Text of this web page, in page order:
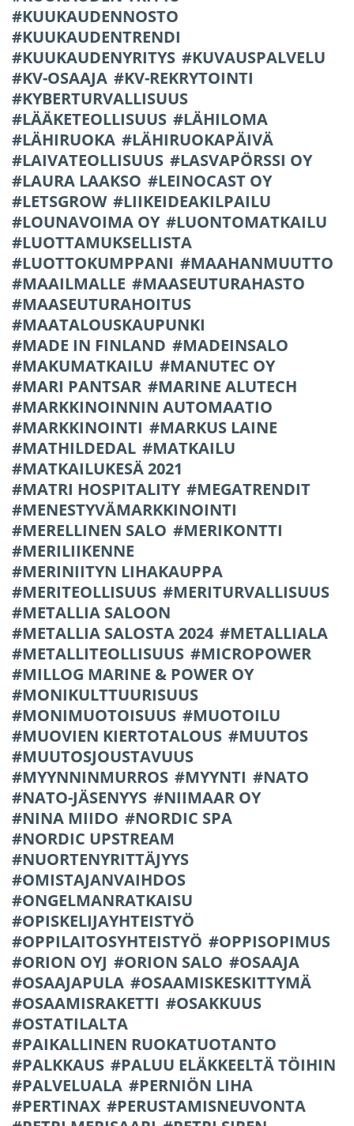
KUUKAUDENNOSTO
KUUKAUDENTRENDI
KUUKAUDENYRITYS
KUVAUSPALVELU
KV-OSAAJA
KV-REKRYTOINTI
KYBERTURVALLISUUS
LÄÄKETEOLLISUUS
LÄHILOMA
LÄHIRUOKA
LÄHIRUOKAPÄIVÄ
LAIVATEOLLISUUS
LASVAPÖRSSI OY
LAURA LAAKSO
LEINOCAST OY
LETSGROW
LIIKEIDEAKILPAILU
LOUNAVOIMA OY
LUONTOMATKAILU
LUOTTAMUKSELLISTA
LUOTTOKUMPPANI
MAAHANMUUTTO
MAAILMALLE
MAASEUTURAHASTO
MAASEUTURAHOITUS
MAATALOUSKAUPUNKI
MADE IN FINLAND
MADEINSALO
MAKUMATKAILU
MANUTEC OY
MARI PANTSAR
MARINE ALUTECH
MARKKINOINNIN AUTOMAATIO
MARKKINOINTI
MARKUS LAINE
MATHILDEDAL
MATKAILU
MATKAILUKESÄ 2021
MATRI HOSPITALITY
MEGATRENDIT
MENESTYVÄMARKKINOINTI
MERELLINEN SALO
MERIKONTTI
MERILIIKENNE
MERINIITYN LIHAKAUPPA
MERITEOLLISUUS
MERITURVALLISUUS
METALLIA SALOON
METALLIA SALOSTA 2024
METALLIALA
METALLITEOLLISUUS
MICROPOWER
MILLOG MARINE & POWER OY
MONIKULTTUURISUUS
MONIMUOTOISUUS
MUOTOILU
MUOVIEN KIERTOTALOUS
MUUTOS
MUUTOSJOUSTAVUUS
MYYNNINMURROS
MYYNTI
NATO
NATO-JÄSENYYS
NIIMAAR OY
NINA MIIDO
NORDIC SPA
NORDIC UPSTREAM
NUORTENYRITTÄJYYS
OMISTAJANVAIHDOS
ONGELMANRATKAISU
OPISKELIJAYHTEISTYÖ
OPPILAITOSYHTEISTYÖ
OPPISOPIMUS
ORION OYJ
ORION SALO
OSAAJA
OSAAJAPULA
OSAAMISKESKITTYMÄ
OSAAMISRAKETTI
OSAKKUUS
OSTATILALTA
PAIKALLINEN RUOKATUOTANTO
PALKKAUS
PALUU ELÄKKEELTÄ TÖIHIN
PALVELUALA
PERNIÖN LIHA
PERTINAX
PERUSTAMISNEUVONTA